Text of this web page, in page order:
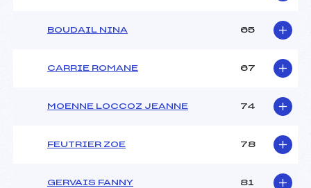
BOUDAIL NINA 65
CARRIE ROMANE 67
MOENNE LOCCOZ JEANNE 74
FEUTRIER ZOE 78
GERVAIS FANNY 81